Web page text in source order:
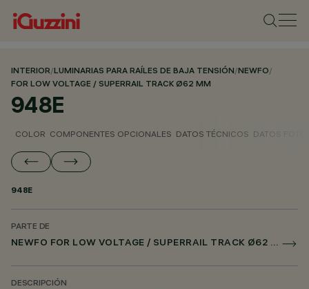
INTERIOR/LUMINARIAS PARA RAÍLES DE BAJA TENSIÓN/NEWFO/
FOR LOW VOLTAGE / SUPERRAIL TRACK Ø62 MM
948E
COLOR COMPONENTES OPCIONALES DATOS TÉCNICOS DATOS
948E
PARTE DE
NEWFO FOR LOW VOLTAGE / SUPERRAIL TRACK Ø62 MM
DESCRIPCIÓN